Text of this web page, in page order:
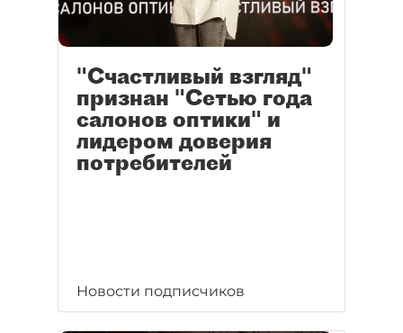
"Счастливый взгляд"
признан "Сетью года
салонов оптики" и
лидером доверия
потребителей
Новости подписчиков